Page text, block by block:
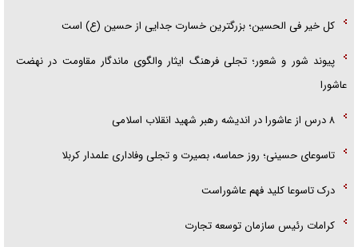
کل خیر فی الحسین؛ بزرگترین خسارت جدایی از حسین (ع) است
پیوند شور و شعور؛ تجلی فرهنگ ایثار والگوی ماندگار مقاومت در نهضت
عاشورا
۸ درس از عاشورا در اندیشه رهبر شهید انقلاب اسلامی
تاسوعای حسینی؛ روز حماسه، بصیرت و تجلی وفاداری علمدار کربلا
درک تاسوعا کلید فهم عاشوراست
کرامات رئیس سازمان توسعه تجارت